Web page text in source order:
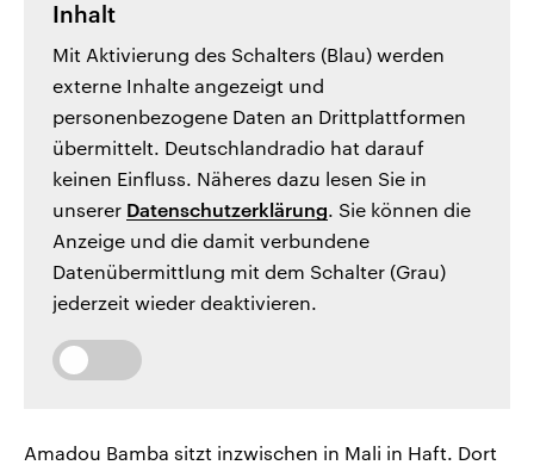
Inhalt
Mit Aktivierung des Schalters (Blau) werden
externe Inhalte angezeigt und
personenbezogene Daten an Drittplattformen
übermittelt. Deutschlandradio hat darauf
keinen Einfluss. Näheres dazu lesen Sie in
unserer Datenschutzerklärung. Sie können die
Anzeige und die damit verbundene
Datenübermittlung mit dem Schalter (Grau)
jederzeit wieder deaktivieren.
Amadou Bamba sitzt inzwischen in Mali in Haft. Dort